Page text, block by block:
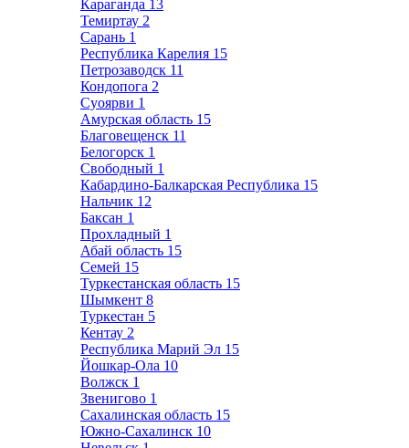
Караганда 13
Темиртау 2
Сарань 1
Республика Карелия 15
Петрозаводск 11
Кондопога 2
Суоярви 1
Амурская область 15
Благовещенск 11
Белогорск 1
Свободный 1
Кабардино-Балкарская Республика 15
Нальчик 12
Баксан 1
Прохладный 1
Абай область 15
Семей 15
Туркестанская область 15
Шымкент 8
Туркестан 5
Кентау 2
Республика Марий Эл 15
Йошкар-Ола 10
Волжск 1
Звенигово 1
Сахалинская область 15
Южно-Сахалинск 10